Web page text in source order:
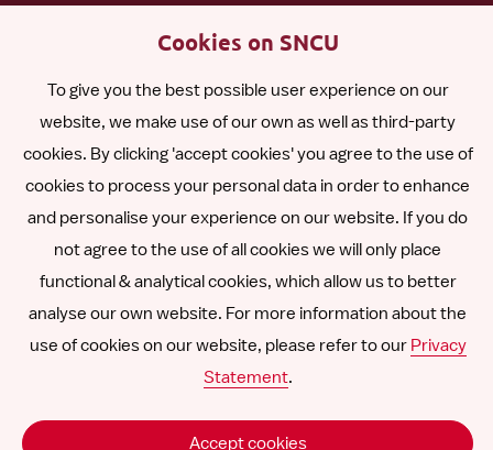
English
Español
Polski
Other languages
Follow FollowFollow
Instagram
Follow
YouTube
Follow
us
Vimeo
SNCU ©
Cookies on SNCU
To give you the best possible user experience on our
website, we make use of our own as well as third-party
cookies. By clicking 'accept cookies' you agree to the use of
cookies to process your personal data in order to enhance
and personalise your experience on our website. If you do
not agree to the use of all cookies we will only place
functional & analytical cookies, which allow us to better
analyse our own website. For more information about the
use of cookies on our website, please refer to our Privacy
Statement.
Accept cookies